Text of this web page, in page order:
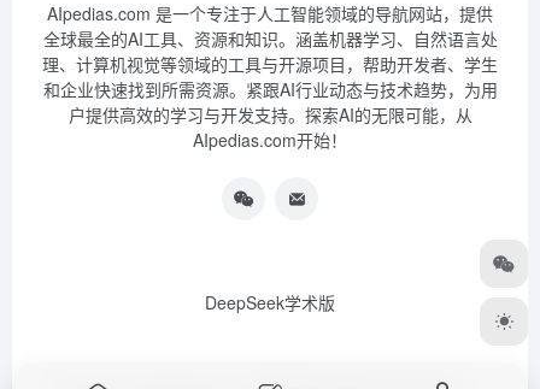
AIpedias.com 是一个专注于人工智能领域的导航网站，提供
全球最全的AI工具、资源和知识。涵盖机器学习、自然语言处
理、计算机视觉等领域的工具与开源项目，帮助开发者、学生
和企业快速找到所需资源。紧跟AI行业动态与技术趋势，为用
户提供高效的学习与开发支持。探索AI的无限可能，从
AIpedias.com开始！
DeepSeek学术版